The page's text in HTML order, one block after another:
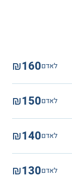
לאדם₪160
לאדם₪150
לאדם₪140
לאדם₪130